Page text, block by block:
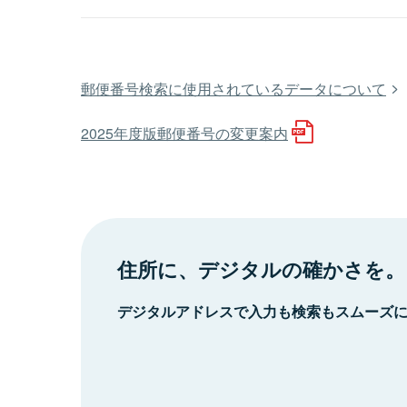
郵便番号検索に使用されているデータについて
2025年度版郵便番号の変更案内
住所に、デジタルの確かさを。
デジタルアドレスで入力も検索もスムーズ